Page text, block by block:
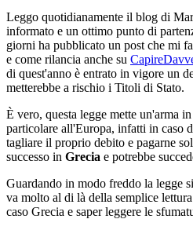
Leggo quotidianamente il blog di
informato e un ottimo punto di
giorni ha pubblicato un post che mi
e come rilancia anche su
di quest'anno è entrato in vigore un
metterebbe a rischio i Titoli di Stato.
È vero, questa legge mette un'arma
particolare all'Europa, infatti in caso
tagliare il proprio debito e pagarne
successo in Grecia e potrebbe
Guardando in modo freddo la legge
va molto al di là della semplice
caso Grecia e saper leggere le